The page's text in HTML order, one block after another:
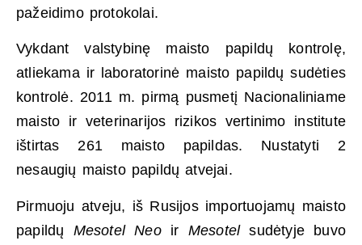
pažeidimo protokolai.
Vykdant valstybinę maisto papildų kontrolę,
atliekama ir laboratorinė maisto papildų sudėties
kontrolė. 2011 m. pirmą pusmetį Nacionaliniame
maisto ir veterinarijos rizikos vertinimo institute
ištirtas 261 maisto papildas. Nustatyti 2
nesaugių maisto papildų atvejai.
Pirmuoju atveju, iš Rusijos importuojamų maisto
papildų Mesotel Neo ir Mesotelsudėtyje buvo